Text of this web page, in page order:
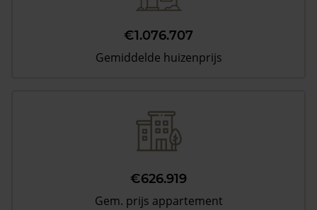
€1.076.707
Gemiddelde huizenprijs
€626.919
Gem. prijs appartement